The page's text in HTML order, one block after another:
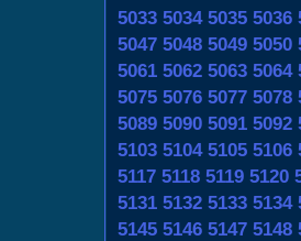
5033 5034 5035 5036
5047 5048 5049 5050
5061 5062 5063 5064
5075 5076 5077 5078
5089 5090 5091 5092
5103 5104 5105 5106
5117 5118 5119 5120
5131 5132 5133 5134
5145 5146 5147 5148